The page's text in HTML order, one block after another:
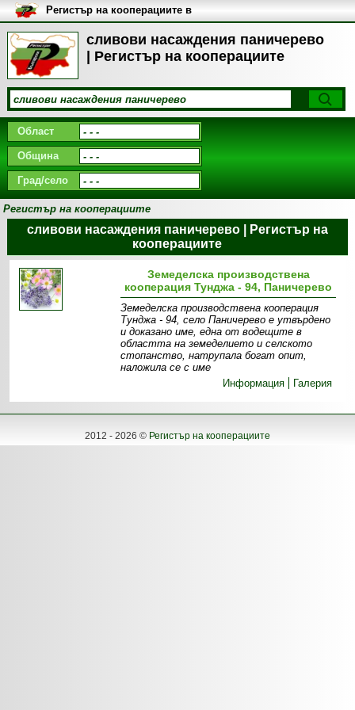
сливови насаждения паничерево
| Регистър на кооперациите
Регистър на кооперациите в
България
Област
Община
Град/село
Регистър на кооперациите
сливови насаждения паничерево | Регистър на
кооперациите
Земеделска производствена
кооперация Тунджа - 94, Паничерево
Земеделска производствена кооперация
Тунджа - 94, село Паничерево e утвърдено
и доказано име, една от водещите в
областта на земеделието и селското
стопанство, натрупала богат опит,
наложила се с име
Информация
Галерия
2012 - 2026 © Регистър на кооперациите